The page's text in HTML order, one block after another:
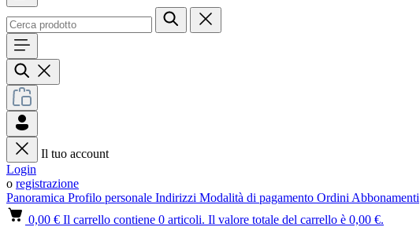
Il tuo account
Login
o registrazione
Panoramica Profilo personale Indirizzi Modalità di pagamento Ordini Abbonamenti
0,00 € Il carrello contiene 0 articoli. Il valore totale del carrello è 0,00 €.